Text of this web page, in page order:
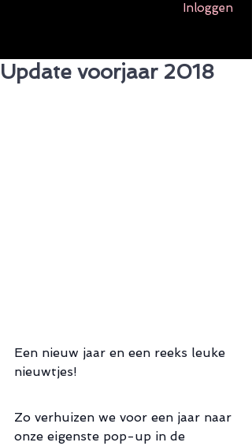
Inloggen
Update voorjaar 2018
Een nieuw jaar en een reeks leuke
nieuwtjes!
Zo verhuizen we voor een jaar naar
onze eigenste pop-up in de